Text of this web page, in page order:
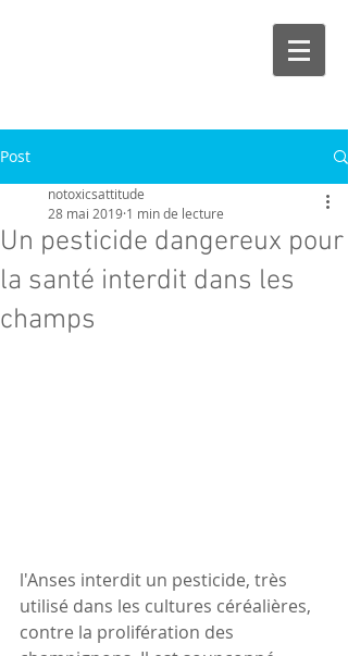
Post
Un pesticide dangereux pour
la santé interdit dans les
champs
notoxicsattitude
28 mai 2019 1 min de lecture
l'Anses interdit un pesticide, très
utilisé dans les cultures céréalières,
contre la prolifération des